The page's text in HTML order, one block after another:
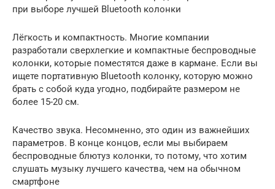
при выборе лучшей Bluetooth колонки
Лёгкость и компактность. Многие компании
разработали сверхлегкие и компактные беспроводные
колонки, которые поместятся даже в кармане. Если вы
ищете портативную Bluetooth колонку, которую можно
брать с собой куда угодно, подбирайте размером не
более 15-20 см.
Качество звука. Несомненно, это один из важнейших
параметров. В конце концов, если мы выбираем
беспроводные блютуз колонки, то потому, что хотим
слушать музыку лучшего качества, чем на обычном
смартфоне